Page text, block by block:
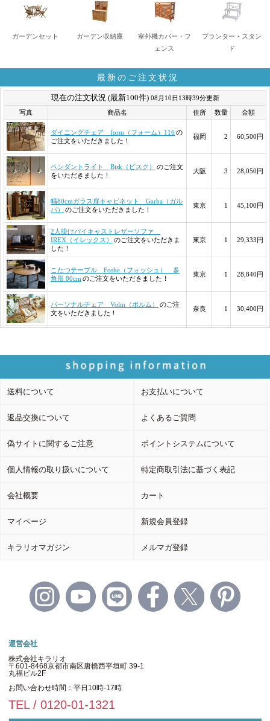
ガーデンセット ガーデン収納庫
室外機カバー・フ
ェンス
プランター・スタン
ド
最新のご注文状況
送料について お支払いについて
返品交換について よくあるご質問
偽サイトに関するご注意 ポイントシステムについて
個人情報の取り扱いについて 特定商取引法に基づく表記
会社概要 カート
マイページ 新規会員登録
キラリオマガジン メルマガ登録
運営会社
株式会社キラリオ
〒601-8468京都市南区唐橋西平垣町 39-1
丸福ビル2F
お問い合わせ時間：平日10時-17時
TEL / 0120-01-1321